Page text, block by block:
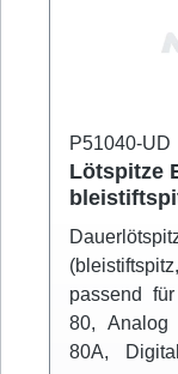
P51040-UD
Lötspitze
passend
80, Analog
80A,